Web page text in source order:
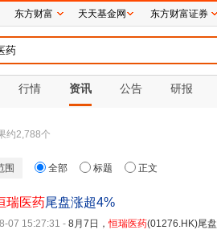
行情 资讯 公告 研报
约2,788个
围 全部 标题 正文
瑞医药尾盘涨超4%
07 15:27:31 - 8月7日，恒瑞医药(01276.HK)尾
东方财富 天天基金网 东方财富证券